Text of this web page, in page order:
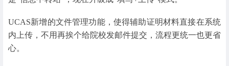
UCAS新增的文件管理功能，使得辅助证明材料直接在系统
内上传，不用再挨个给院校发邮件提交，流程更统一也更省
心。